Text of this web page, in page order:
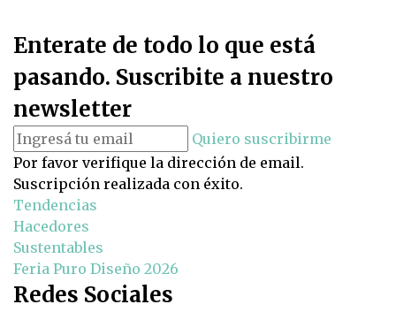
Enterate de todo lo que está
pasando. Suscribite a nuestro
newsletter
Quiero suscribirme
Por favor verifique la dirección de email.
Suscripción realizada con éxito.
Tendencias
Hacedores
Sustentables
Feria Puro Diseño 2026
Redes Sociales